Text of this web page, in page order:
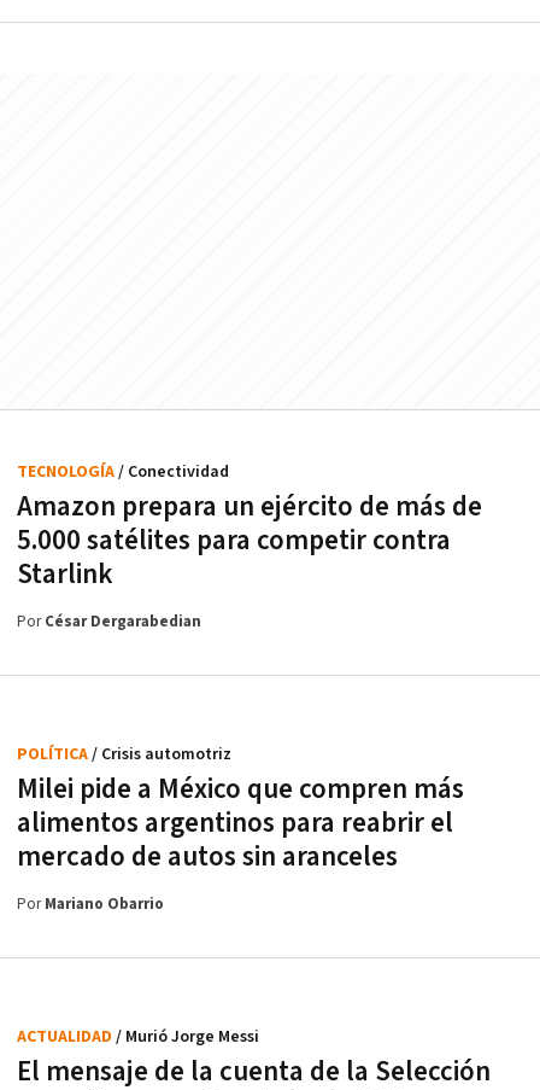
Amazon prepara un ejército de más de
5.000 satélites para competir contra
Starlink
TECNOLOGÍA/ Conectividad
PorCésar Dergarabedian
Milei pide a México que compren más
alimentos argentinos para reabrir el
mercado de autos sin aranceles
POLÍTICA/ Crisis automotriz
PorMariano Obarrio
El mensaje de la cuenta de la Selección
ACTUALIDAD / Murió Jorge Messi